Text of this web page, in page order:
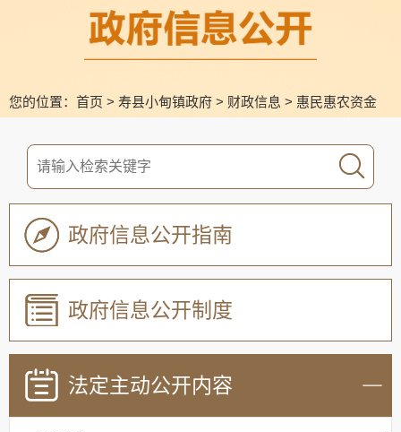
您的位置： 首页 > 寿县小甸镇政府 > 财政信息 > 惠民惠农资金
政府信息公开指南
政府信息公开制度
法定主动公开内容